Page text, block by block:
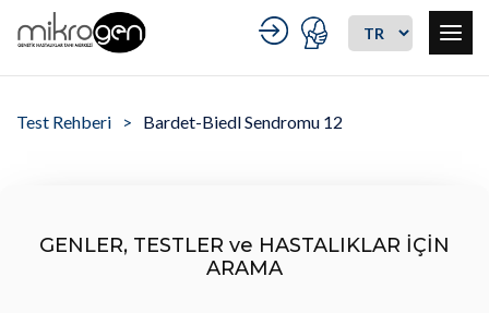
Test Rehberi Bardet-Biedl Sendromu 12
GENLER, TESTLER ve HASTALIKLAR İÇİN
ARAMA